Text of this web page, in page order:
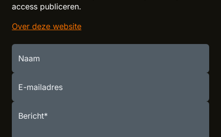
access publiceren.
Over deze website
Naam
E-mailadres
Bericht